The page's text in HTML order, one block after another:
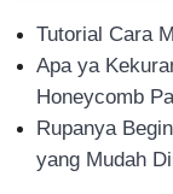
Tutorial Cara
Apa ya
Honeycomb
Rupanya
yang Mudah